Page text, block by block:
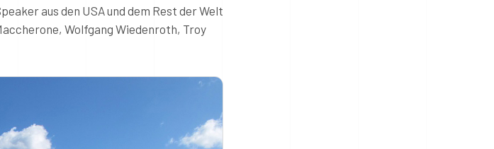
aus den USA und dem Rest der Welt
Wolfgang Wiedenroth, Troy